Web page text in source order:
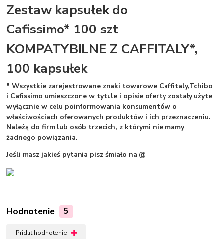
Zestaw kapsułek do
Cafissimo* 100 szt
KOMPATYBILNE Z CAFFITALY*,
100 kapsułek
* Wszystkie zarejestrowane znaki towarowe Caffitaly,Tchibo
i Cafissimo umieszczone w tytule i opisie oferty zostały użyte
wyłącznie w celu poinformowania konsumentów o
właściwościach oferowanych produktów i ich przeznaczeniu.
Należą do firm lub osób trzecich, z którymi nie mamy
żadnego powiązania.
Jeśli masz jakieś pytania pisz śmiało na @
Hodnotenie 5
Pridať hodnotenie